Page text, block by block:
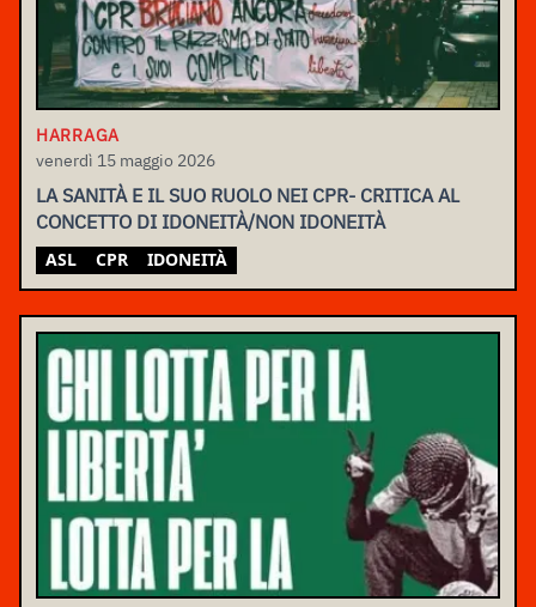
HARRAGA
venerdì 15 maggio 2026
LA SANITÀ E IL SUO RUOLO NEI CPR- CRITICA AL
CONCETTO DI IDONEITÀ/NON IDONEITÀ
ASL CPR IDONEITÀ